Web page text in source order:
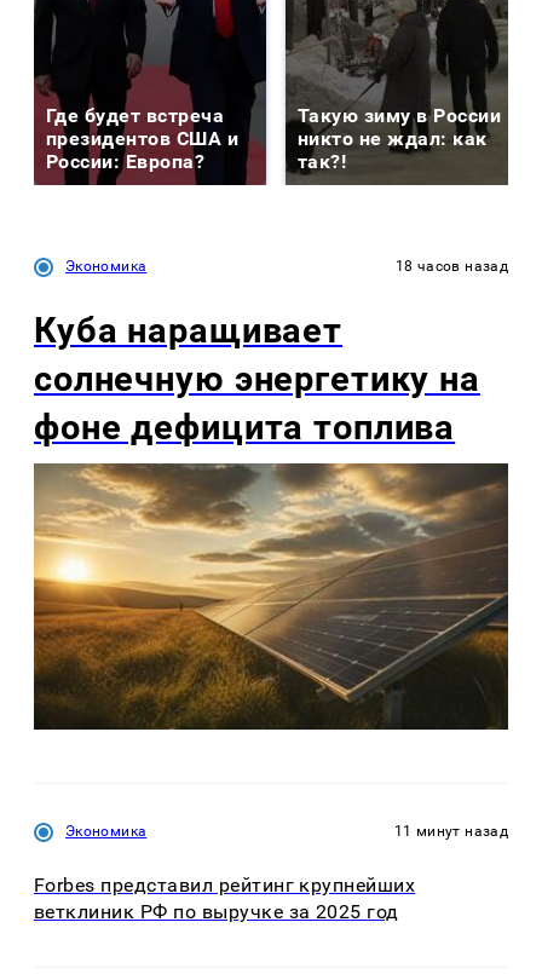
Где будет встреча
президентов США и
России: Европа?
Такую зиму в России
никто не ждал: как
так?!
Экономика 18 часов назад
Куба наращивает
солнечную энергетику на
фоне дефицита топлива
Экономика 11 минут назад
Forbes представил рейтинг крупнейших
ветклиник РФ по выручке за 2025 год